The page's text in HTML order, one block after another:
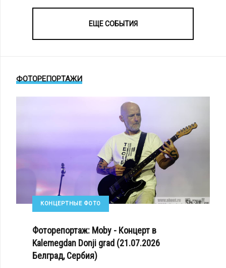
ЕЩЕ СОБЫТИЯ
ФОТОРЕПОРТАЖИ
КОНЦЕРТНЫЕ ФОТО
Фоторепортаж: Moby - Концерт в
Kalemegdan Donji grad (21.07.2026
Белград, Сербия)